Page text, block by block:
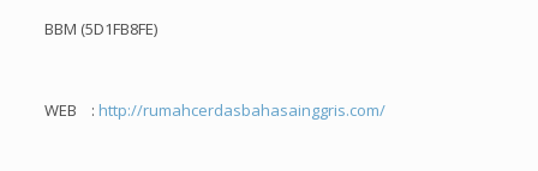
BBM (5D1FB8FE)
WEB : http://rumahcerdasbahasainggris.com/